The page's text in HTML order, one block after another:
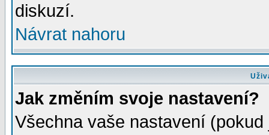
diskuzí.
Návrat nahoru
Jak změním svoje nastavení?
Všechna vaše nastavení